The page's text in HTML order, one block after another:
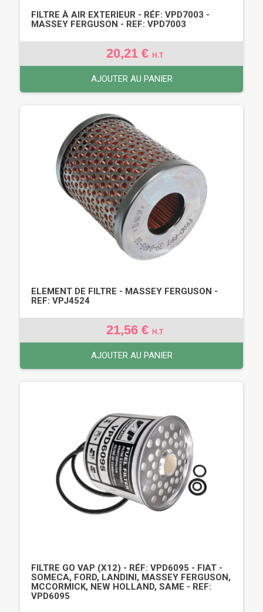
FILTRE À AIR EXTERIEUR - RÉF: VPD7003 -
MASSEY FERGUSON - REF: VPD7003
20,21 € H.T
AJOUTER AU PANIER
ELEMENT DE FILTRE - MASSEY FERGUSON -
REF: VPJ4524
21,56 € H.T
AJOUTER AU PANIER
FILTRE GO VAP (X12) - RÉF: VPD6095 - FIAT -
SOMECA, FORD, LANDINI, MASSEY FERGUSON,
MCCORMICK, NEW HOLLAND, SAME - REF:
VPD6095